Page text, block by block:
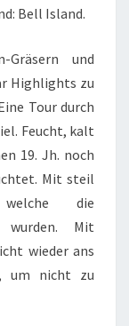
Bell Island.
und
Highlights zu
Tour durch
Feucht, kalt
19. Jh. noch
Mit steil
die
wurden. Mit
wieder ans
um nicht zu